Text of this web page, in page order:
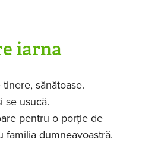
iarna
sănătoase.
se usucă.
pentru o porţie de
familia dumneavoastră.